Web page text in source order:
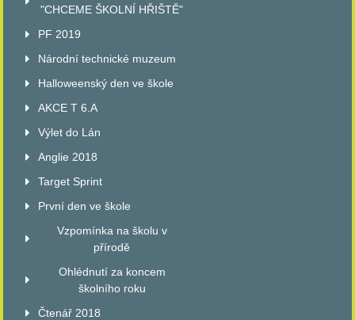
"CHCEME ŠKOLNÍ HŘIŠTĚ"
PF 2019
Národní technické muzeum
Halloweenský den ve škole
AKCE T 6.A
Výlet do Lán
Anglie 2018
Target Sprint
První den ve škole
Vzpomínka na školu v
přírodě
Ohlédnutí za koncem
školního roku
Čtenář 2018